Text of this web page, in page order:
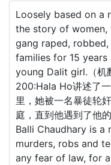
Loosely based on a
the story of
gang raped,
families for 15 years
young Dalit girl.（机
200:Hala Ho讲述了
里，她被一名暴徒轮
庭，直到他遇到了他
Balli Chaudhary is a
murders, robs and
any fear of law, for